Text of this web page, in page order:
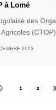
à Lomé
des
2023
1 2 3